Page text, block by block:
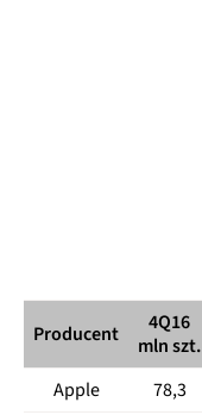
Producent
4Q16
mln szt.
Apple
78,3